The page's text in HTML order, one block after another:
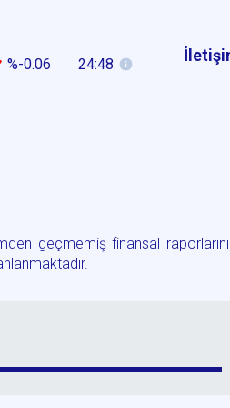
%-0.06 24:48
geçmemiş finansal